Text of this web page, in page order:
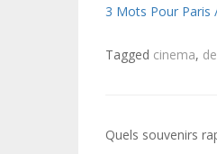
3 Mots Pour Paris
Tagged cinema,
Quels souvenirs